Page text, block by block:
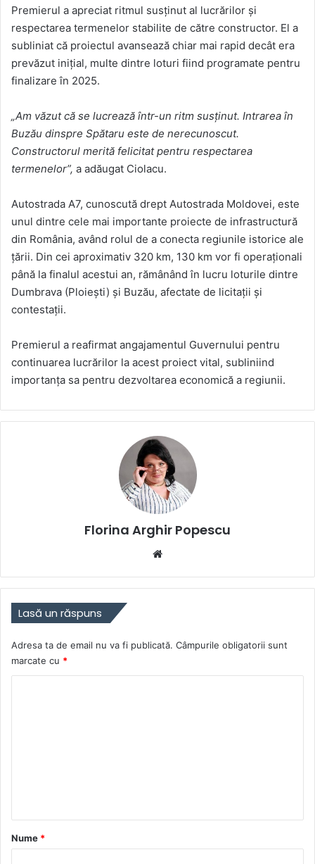
Premierul a apreciat ritmul susținut al lucrărilor și
respectarea termenelor stabilite de către constructor. El a
subliniat că proiectul avansează chiar mai rapid decât era
prevăzut inițial, multe dintre loturi fiind programate pentru
finalizare în 2025.
„Am văzut că se lucrează într-un ritm susținut. Intrarea în
Buzău dinspre Spătaru este de nerecunoscut.
Constructorul merită felicitat pentru respectarea
termenelor”, a adăugat Ciolacu.
Autostrada A7, cunoscută drept Autostrada Moldovei, este
unul dintre cele mai importante proiecte de infrastructură
din România, având rolul de a conecta regiunile istorice ale
țării. Din cei aproximativ 320 km, 130 km vor fi operaționali
până la finalul acestui an, rămânând în lucru loturile dintre
Dumbrava (Ploiești) și Buzău, afectate de licitații și
contestații.
Premierul a reafirmat angajamentul Guvernului pentru
continuarea lucrărilor la acest proiect vital, subliniind
importanța sa pentru dezvoltarea economică a regiunii.
Florina Arghir Popescu
Lasă un răspuns
Adresa ta de email nu va fi publicată. Câmpurile obligatorii sunt
marcate cu *
rNume *